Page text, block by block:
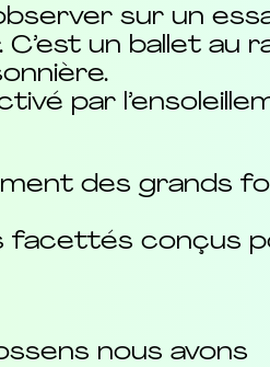
sur un
C’est un ballet au
par
des grands
facettés conçus
nous avons